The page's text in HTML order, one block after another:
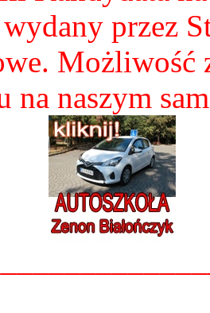
przez
Możliwość
na naszym